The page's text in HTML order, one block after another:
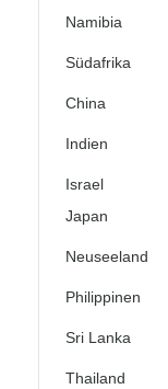
Namibia
Südafrika
China
Indien
Israel
Japan
Neuseeland
Philippinen
Sri Lanka
Thailand